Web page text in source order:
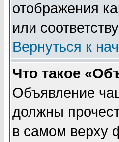
отображения
или
Вернуться к
Что такое
Объявление
должны
в самом верху